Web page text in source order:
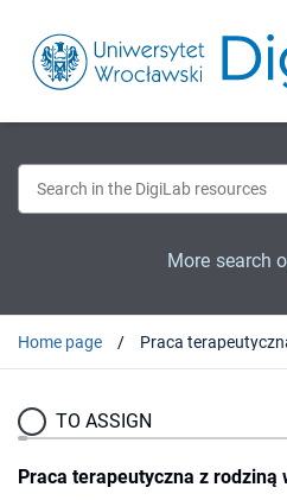
More search
Home page
TO ASSIGN
Praca terapeutyczna z rodziną